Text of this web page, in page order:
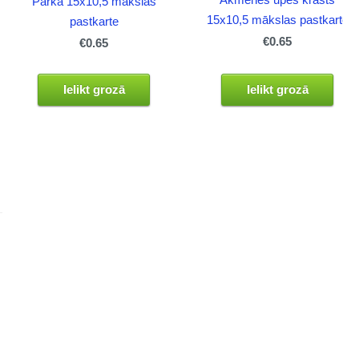
pastkarte
€0.65
Ielikt grozā
15x10,5 mākslas
€0.65
Ielikt grozā